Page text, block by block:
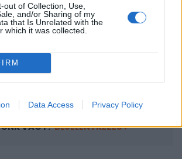
out of Collection, Use,
and/or Sharing of my
that Is Unrelated with the
which it was collected.
Data Access Privacy Policy
következőket tartalmazza:
teljes cikkarchívum
BÉT elmúlt 2 év napon belüli
Előfizetés
VAGY?BEJELENTKEZÉS